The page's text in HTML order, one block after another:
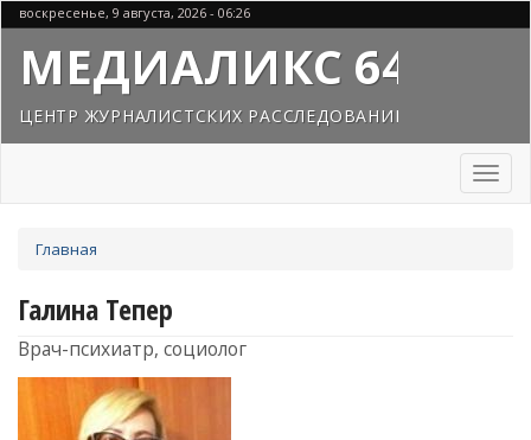
Перейти
к
основному
содержанию
воскресенье, 9 августа, 2026 - 06:26
МЕДИАЛИКС 64
ЦЕНТР ЖУРНАЛИСТСКИХ РАССЛЕДОВАНИЙ
Toggle
здесь
Главная
Галина Тепер
Врач-психиатр, социолог